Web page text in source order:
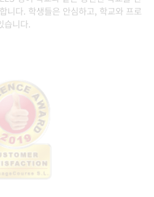
니다. 학생들은 안심하고, 학교와 프로
습니다.